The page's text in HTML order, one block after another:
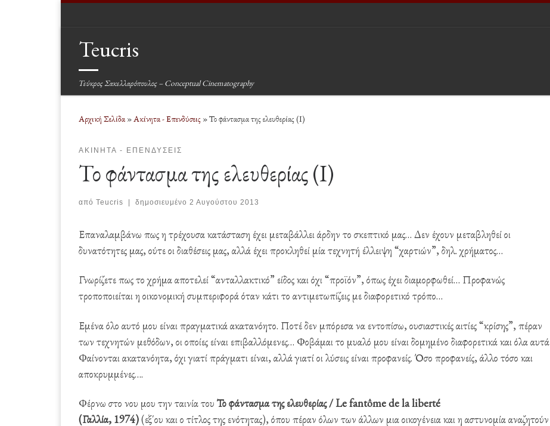
Teucris
Τεύκρος Σακελλαρόπουλος – Conceptual Cinematography
Αρχική Σελίδα»Ακίνητα - Επενδύσεις »Το φάντασμα της ελευθερίας (Ι)
ΑΚΊΝΗΤΑ - ΕΠΕΝΔΎΣΕΙΣ
Το φάντασμα της ελευθερίας (Ι)
από Teucris | δημοσιευμένο 2 Αυγούστου 2013
Επαναλαμβάνω πως η τρέχουσα κατάσταση έχει μεταβάλλει άρδην το σκεπτικό μας… Δεν έχουν μεταβληθεί οι
δυνατότητες μας, ούτε οι διαθέσεις μας, αλλά έχει προκληθεί μία τεχνητή έλλειψη “χαρτιών”, δηλ. χρήματος…
Γνωρίζετε πως το χρήμα αποτελεί “ανταλλακτικό” είδος και όχι “προϊόν”, όπως έχει διαμορφωθεί… Προφανώς
τροποποιείται η οικονομική συμπεριφορά όταν κάτι το αντιμετωπίζεις με διαφορετικό τρόπο…
Εμένα όλο αυτό μου είναι πραγματικά ακατανόητο. Ποτέ δεν μπόρεσα να εντοπίσω, ουσιαστικές αιτίες “κρίσης”, πέραν
των τεχνητών μεθόδων, οι οποίες είναι επιβαλλόμενες… Φοβάμαι το μυαλό μου είναι δομημένο διαφορετικά και όλα αυτά
Φαίνονται ακατανόητα, όχι γιατί πράγματι είναι, αλλά γιατί οι λύσεις είναι προφανείς. Όσο προφανείς, άλλο τόσο και
αποκρυμμένες….
Φέρνω στο νου μου την ταινία του Το φάντασμα της ελευθερίας / Le fantôme de la liberté
(Γαλλία, 1974)(εξ΄ου και ο τίτλος της ενότητας), όπου πέραν όλων των άλλων μια οικογένεια και η αστυνομία αναζητούν